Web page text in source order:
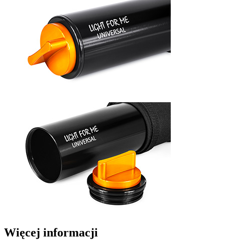
Więcej informacji